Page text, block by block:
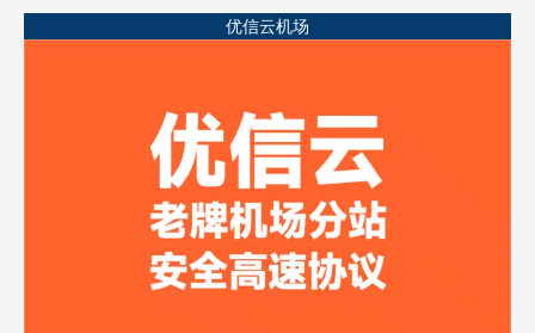
优信云机场